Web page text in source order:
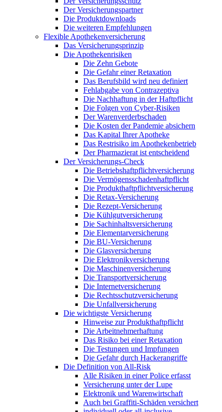
Der Versicherungspartner
Die Produktdownloads
Die weiteren Empfehlungen
Flexible Apothekenversicherung
Das Versicherungsprinzip
Die Apothekenrisiken
Die Zehn Gebote
Die Gefahr einer Retaxation
Das Berufsbild wird neu definiert
Fehlabgabe von Contrazeptiva
Die Nachhaftung in der Haftpflicht
Die Folgen von Cyber-Risiken
Der Warenverderbschaden
Die Kosten der Pandemie absichern
Das Kapital Ihrer Apotheke
Das Restrisiko im Apothekenbetrieb
Der Pharmazierat ist entscheidend
Der Versicherungs-Check
Die Betriebshaftpflichtversicherung
Die Vermögensschadenhaftpflicht
Die Produkthaftpflichtversicherung
Die Retax-Versicherung
Die Rezept-Versicherung
Die Kühlgutversicherung
Die Sachinhaltsversicherung
Die Elementarversicherung
Die BU-Versicherung
Die Glasversicherung
Die Elektronikversicherung
Die Maschinenversicherung
Die Transportversicherung
Die Internetversicherung
Die Rechtsschutzversicherung
Die Unfallversicherung
Die wichtigste Versicherung
Hinweise zur Produkthaftpflicht
Die Arbeitnehmerhaftung
Das Risiko bei einer Retaxation
Die Testungen und Impfungen
Die Gefahr durch Hackerangriffe
Die Definition von All-Risk
Alle Risiken in einer Police erfasst
Versicherung unter der Lupe
Elektronik und Warenwirtschaft
Auch bei Graffiti-Schäden versichert